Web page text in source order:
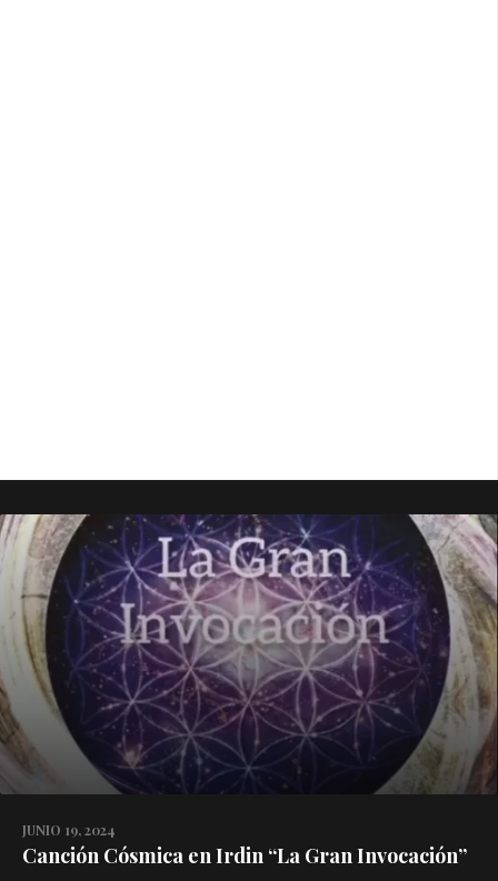
JUNIO 19, 2024
Canción Cósmica en Irdin “La Gran Invocación”